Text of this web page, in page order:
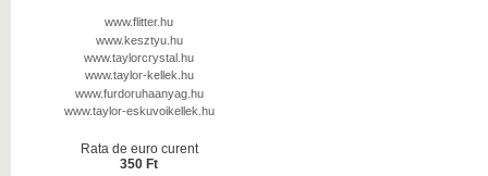
www.flitter.hu
www.kesztyu.hu
www.taylorcrystal.hu
www.taylor-kellek.hu
www.furdoruhaanyag.hu
www.taylor-eskuvoikellek.hu
Rata de euro curent
350 Ft